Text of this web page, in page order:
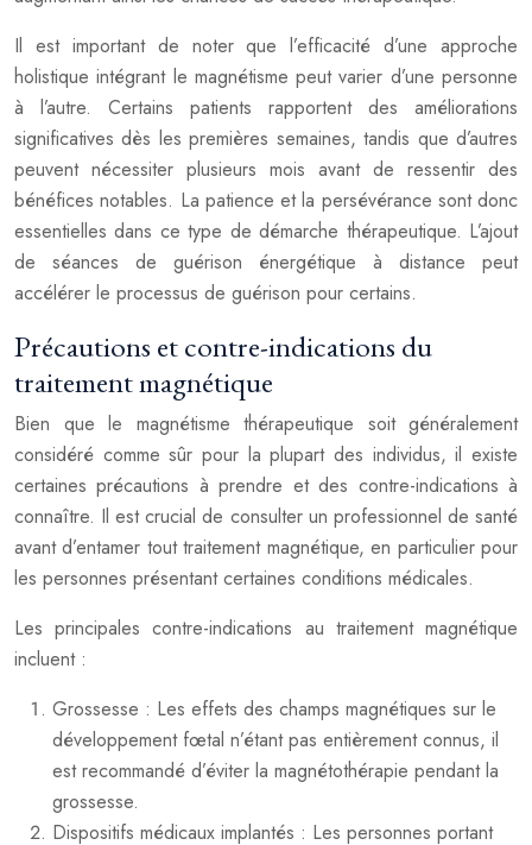
Il est important de noter que l’efficacité d’une approche
holistique intégrant le magnétisme peut varier d’une personne
à l’autre. Certains patients rapportent des améliorations
significatives dès les premières semaines, tandis que d’autres
peuvent nécessiter plusieurs mois avant de ressentir des
bénéfices notables. La patience et la persévérance sont donc
essentielles dans ce type de démarche thérapeutique. L’ajout
de séances de guérison énergétique à distance peut
accélérer le processus de guérison pour certains.
Précautions et contre-indications du
traitement magnétique
Bien que le magnétisme thérapeutique soit généralement
considéré comme sûr pour la plupart des individus, il existe
certaines précautions à prendre et des contre-indications à
connaître. Il est crucial de consulter un professionnel de santé
avant d’entamer tout traitement magnétique, en particulier pour
les personnes présentant certaines conditions médicales.
Les principales contre-indications au traitement magnétique
incluent :
Grossesse : Les effets des champs magnétiques sur le
développement fœtal n’étant pas entièrement connus, il
est recommandé d’éviter la magnétothérapie pendant la
grossesse.
Dispositifs médicaux implantés : Les personnes portant